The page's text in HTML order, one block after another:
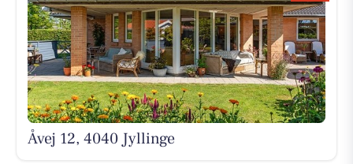
Åvej 12, 4040 Jyllinge